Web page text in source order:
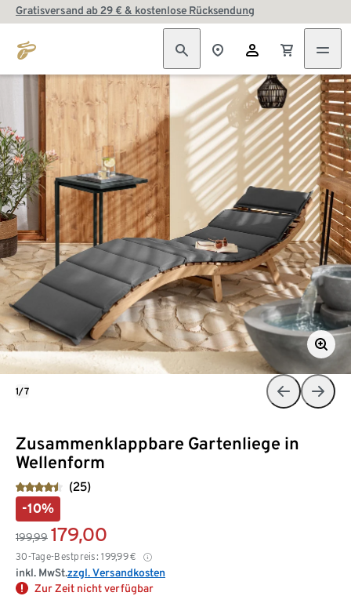
Gratisversand ab 29 € & kostenlose Rücksendung
Zusammenklappbare Gartenliege in
Wellenform
(25)
-10%
199,99 179,00
30-Tage-Bestpreis: 199,99€
inkl. MwSt.zzgl. Versandkosten
Zur Zeit nicht verfügbar
1/7